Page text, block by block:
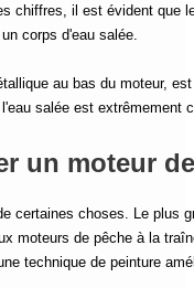
chiffres, il est évident que
corps d'eau salée.
au bas du moteur,
salée est
un moteur
certaines choses. Le
moteurs de pêche à la
technique de peinture